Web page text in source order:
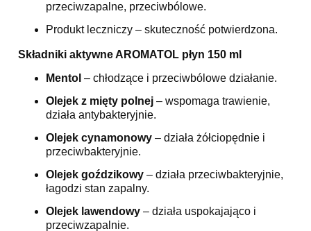
przeciwzapalne, przeciwbólowe.
Produkt leczniczy – skuteczność potwierdzona.
Składniki aktywne AROMATOL płyn 150 ml
Mentol – chłodzące i przeciwbólowe działanie.
Olejek z mięty polnej – wspomaga trawienie,
działa antybakteryjnie.
Olejek cynamonowy – działa żółciopędnie i
przeciwbakteryjnie.
Olejek goździkowy – działa przeciwbakteryjnie,
łagodzi stan zapalny.
Olejek lawendowy – działa uspokajająco i
przeciwzapalnie.